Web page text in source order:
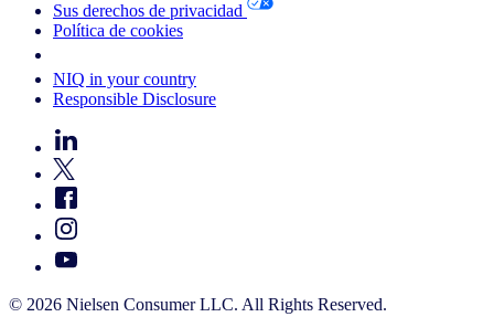
Sus derechos de privacidad
Política de cookies
NIQ in your country
Responsible Disclosure
© 2026 Nielsen Consumer LLC. All Rights Reserved.